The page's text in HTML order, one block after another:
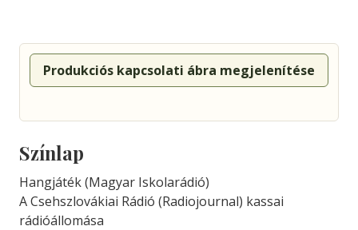
Produkciós kapcsolati ábra megjelenítése
Színlap
Hangjáték (Magyar Iskolarádió)
A Csehszlovákiai Rádió (Radiojournal) kassai
rádióállomása